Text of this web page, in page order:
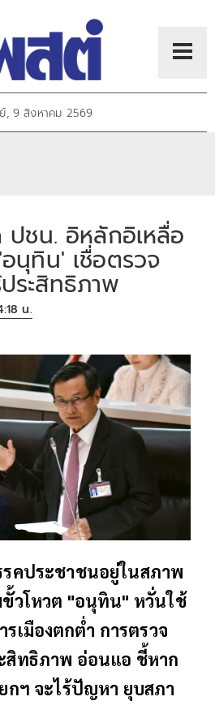
, 9 สิงหาคม 2569
ชน. อิหลักอิเหลื่อ
นุทิน' เชื่อตรวจ
ระสิทธิภาพ
น.
คประชาชนอยู่ในสภาพ
วโหวต "อนุทิน" หวั่นใช้
เมืองตกต่ำ การตรวจ
สิทธิภาพ อ่อนแอ ชี้หาก
กฯ จะไร้ปัญหา ยุบสภา